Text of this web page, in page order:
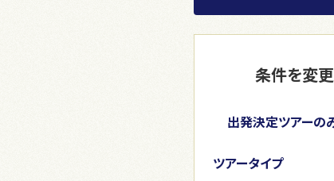
条件を変
出発決定ツアーの
ツアータイプ